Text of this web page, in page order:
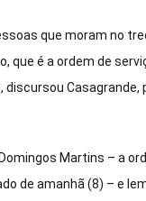
que moram no
que é a ordem de
Martins – a
de amanhã (8) – e